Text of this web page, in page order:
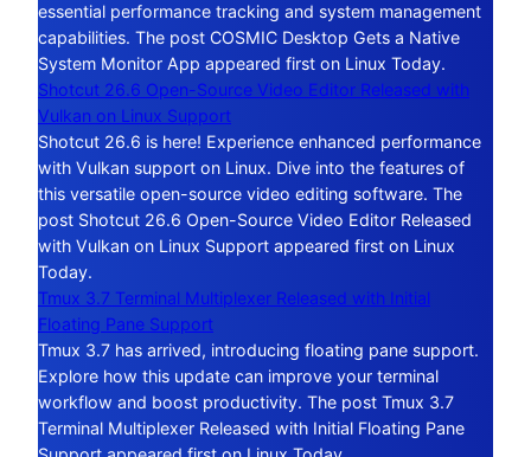
essential performance tracking and system management
capabilities. The post COSMIC Desktop Gets a Native
System Monitor App appeared first on Linux Today.
Shotcut 26.6 Open-Source Video Editor Released with
Vulkan on Linux Support
Shotcut 26.6 is here! Experience enhanced performance
with Vulkan support on Linux. Dive into the features of
this versatile open-source video editing software. The
post Shotcut 26.6 Open-Source Video Editor Released
with Vulkan on Linux Support appeared first on Linux
Today.
Tmux 3.7 Terminal Multiplexer Released with Initial
Floating Pane Support
Tmux 3.7 has arrived, introducing floating pane support.
Explore how this update can improve your terminal
workflow and boost productivity. The post Tmux 3.7
Terminal Multiplexer Released with Initial Floating Pane